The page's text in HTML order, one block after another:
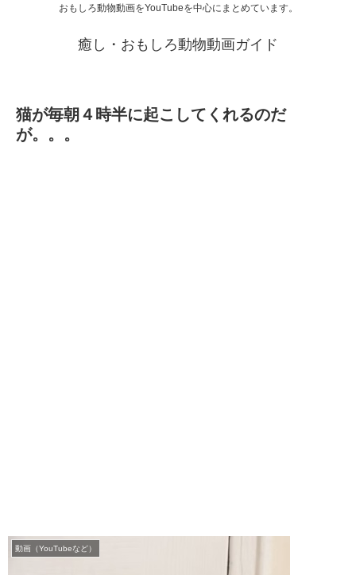
おもしろ動物動画をYouTubeを中心にまとめています。
癒し・おもしろ動物動画ガイド
猫が毎朝４時半に起こしてくれるのだ
が。。。
動画（YouTubeなど）